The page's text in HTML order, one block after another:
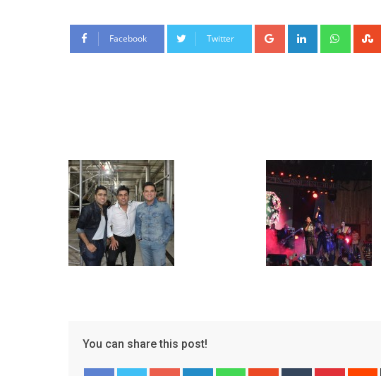
Facebook Twitter Google+ LinkedIn
You can share this post!